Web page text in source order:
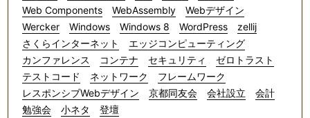
Web Components
WebAssembly
Webデザイン
Wercker
Windows Windows 8 WordPress
zellij
さくらインターネット
エッジコンピューティング
カンファレンス
コンテナ セキュリティ
ゼロトラスト
テストコード
ネットワーク
フレームワーク
レスポンシブWebデザイン
京都同友会 会社設立
会計
勉強会
小ネタ 登壇